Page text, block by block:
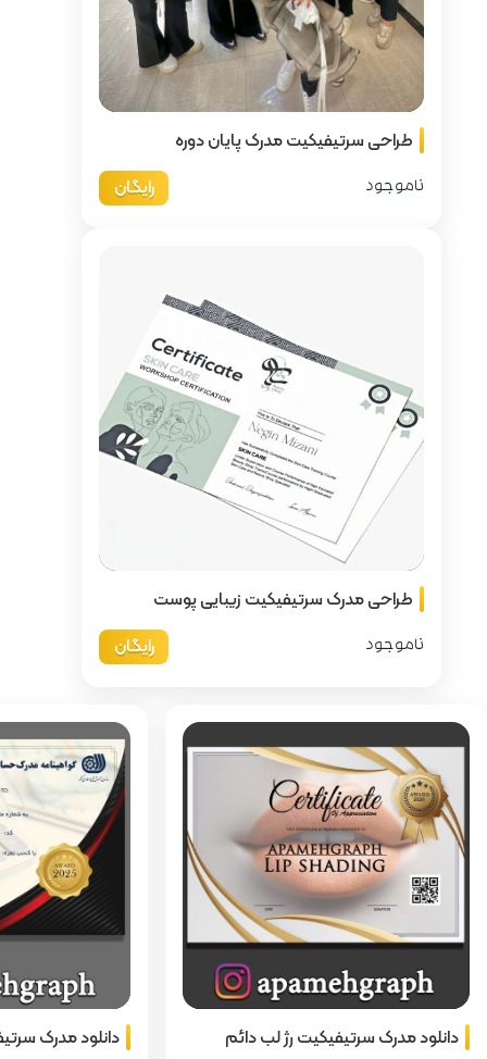
دوره
رایگان
زیبایی پوست
رایگان
دانلود مدرک سرتیفیکیت حسابداری